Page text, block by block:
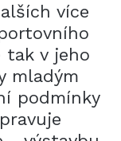
více
tak v jeho
mladým
podmínky